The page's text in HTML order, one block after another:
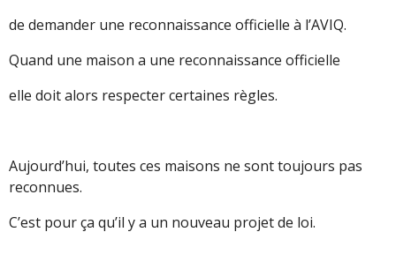
de demander une reconnaissance officielle à l’AVIQ.
Quand une maison a une reconnaissance officielle
elle doit alors respecter certaines règles.
Aujourd’hui, toutes ces maisons ne sont toujours pas
reconnues.
C’est pour ça qu’il y a un nouveau projet de loi.